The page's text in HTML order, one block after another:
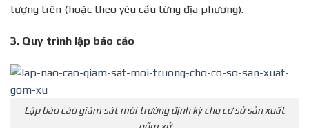
tượng trên (hoặc theo yêu cầu từng địa phương).
3. Quy trình lập báo cáo
Lập báo cáo giám sát môi trường định kỳ cho cơ sở sản xuất
gốm xứ